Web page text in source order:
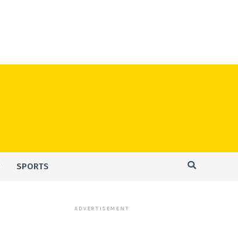
SPORTS
ADVERTISEMENT